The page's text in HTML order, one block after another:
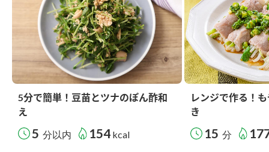
5分で簡単！豆苗とツナのぽん酢和
え
5 分以内 154 kcal
レンジで作る！
き
15 分